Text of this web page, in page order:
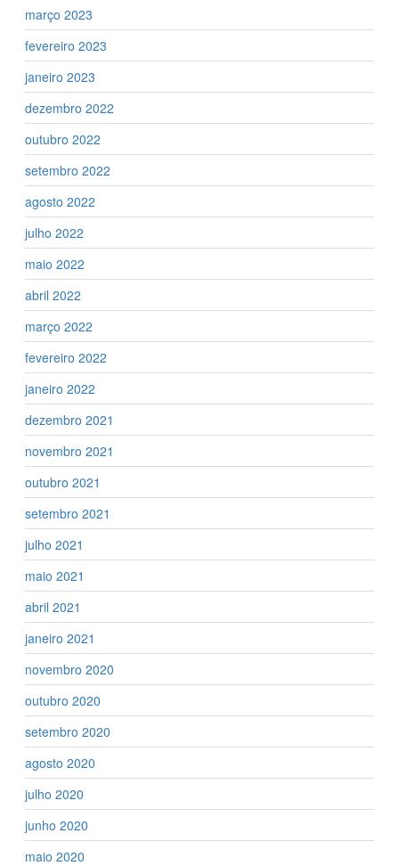
março 2023
fevereiro 2023
janeiro 2023
dezembro 2022
outubro 2022
setembro 2022
agosto 2022
julho 2022
maio 2022
abril 2022
março 2022
fevereiro 2022
janeiro 2022
dezembro 2021
novembro 2021
outubro 2021
setembro 2021
julho 2021
maio 2021
abril 2021
janeiro 2021
novembro 2020
outubro 2020
setembro 2020
agosto 2020
julho 2020
junho 2020
maio 2020